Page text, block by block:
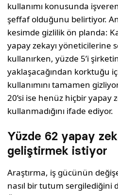
kullanımı konusunda
şeffaf olduğunu belirtiyor.
kesimde gizlilik ön planda:
yapay zekayı yöneticilerine
kullanırken, yüzde 5’i
yaklaşacağından korktuğu
kullanımını tamamen
20’si ise henüz hiçbir yapay
kullanmadığını ifade ediyor.
Yüzde 62 yapay
geliştirmek istiyor
Araştırma, iş gücünün
nasıl bir tutum sergilediğini